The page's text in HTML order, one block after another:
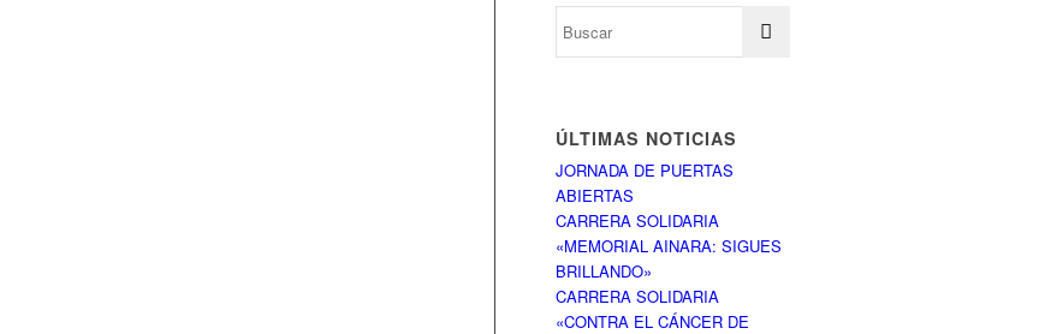
ÚLTIMAS NOTICIAS
JORNADA DE PUERTAS
ABIERTAS
CARRERA SOLIDARIA
«MEMORIAL AINARA: SIGUES
BRILLANDO»
CARRERA SOLIDARIA
«CONTRA EL CÁNCER DE